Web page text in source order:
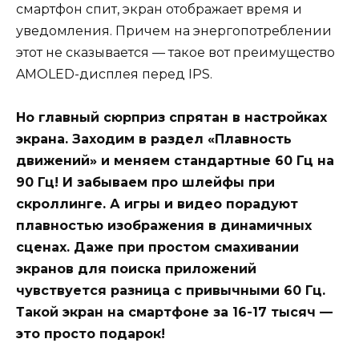
смартфон спит, экран отображает время и
уведомления. Причем на энергопотреблении
этот не сказывается — такое вот преимущество
AMOLED-дисплея перед IPS.
Но главный сюрприз спрятан в настройках
экрана. Заходим в раздел «Плавность
движений» и меняем стандартные 60 Гц на
90 Гц! И забываем про шлейфы при
скроллинге. А игры и видео порадуют
плавностью изображения в динамичных
сценах. Даже при простом смахивании
экранов для поиска приложений
чувствуется разница с привычными 60 Гц.
Такой экран на смартфоне за 16-17 тысяч —
это просто подарок!